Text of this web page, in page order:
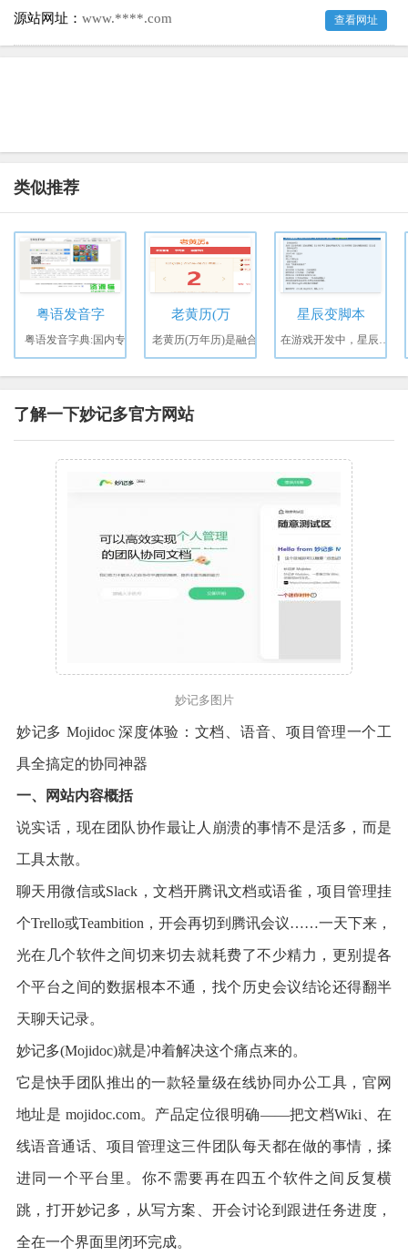
源站网址： www.****.com 查看网址
类似推荐
粤语发音字
粤语发音字典:国内专
老黄历(万
老黄历(万年历)是融合
星辰变脚本
在游戏开发中，星辰变脚
了解一下妙记多官方网站
妙记多图片
妙记多 Mojidoc 深度体验：文档、语音、项目管理一个工
具全搞定的协同神器
一、网站内容概括
说实话，现在团队协作最让人崩溃的事情不是活多，而是
工具太散。
聊天用微信或Slack，文档开腾讯文档或语雀，项目管理挂
个Trello或Teambition，开会再切到腾讯会议……一天下来，
光在几个软件之间切来切去就耗费了不少精力，更别提各
个平台之间的数据根本不通，找个历史会议结论还得翻半
天聊天记录。
妙记多(Mojidoc)就是冲着解决这个痛点来的。
它是快手团队推出的一款轻量级在线协同办公工具，官网
地址是 mojidoc.com。产品定位很明确——把文档Wiki、在
线语音通话、项目管理这三件团队每天都在做的事情，揉
进同一个平台里。你不需要再在四五个软件之间反复横
跳，打开妙记多，从写方案、开会讨论到跟进任务进度，
全在一个界面里闭环完成。